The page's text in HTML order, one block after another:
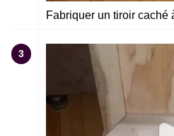
Fabriquer un tiroir caché
3